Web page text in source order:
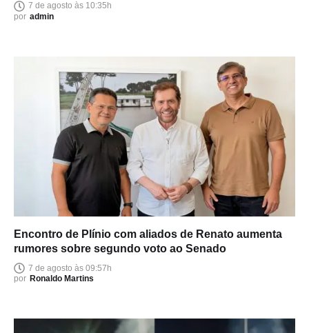
7 de agosto às 10:35h
por admin
Encontro de Plínio com aliados de Renato aumenta
rumores sobre segundo voto ao Senado
7 de agosto às 09:57h
por Ronaldo Martins